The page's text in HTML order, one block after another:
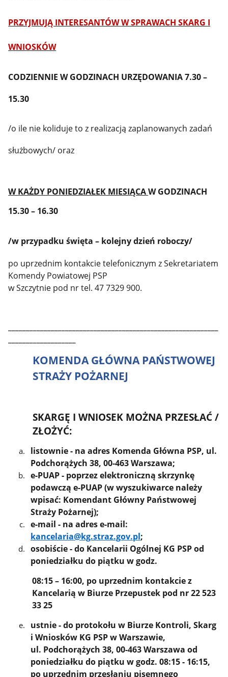
PRZYJMUJĄ INTERESANTÓWW SPRAWACH SKARG I
WNIOSKÓW
CODZIENNIE W GODZINACH URZĘDOWANIA 7.30 –
15.30
/o ile nie koliduje to z realizacją zaplanowanych zadań
służbowych/ oraz
W KAŻDY PONIEDZIAŁEK MIESIĄCAW GODZINACH
15.30 – 16.30
/w przypadku święta – kolejny dzień roboczy/
po uprzednim kontakcie telefonicznym z Sekretariatem
Komendy Powiatowej PSP
w Szczytnie pod nr tel. 47 7329 900.
KOMENDA GŁÓWNA PAŃSTWOWEJ
STRAŻY POŻARNEJ
SKARGĘ I WNIOSEK MOŻNA PRZESŁAĆ /
ZŁOŻYĆ:
listownie- na adres Komenda Główna PSP, ul.
Podchorążych 38, 00-463 Warszawa;
e-PUAP- poprzez elektroniczną skrzynkę
podawczą e-PUAP (w wyszukiwarce należy
wpisać: Komendant Główny Państwowej
Straży Pożarnej);
e-mail - na adres e-mail:
kancelaria@kg.straz.gov.pl;
osobiście- do Kancelarii Ogólnej KG PSP od
poniedziałku do piątku w godz.
08:15 – 16:00, po uprzednim kontakcie z
Kancelarią w Biurze Przepustek pod nr 22 523
33 25
ustnie- do protokołu w Biurze Kontroli, Skarg
i Wniosków KG PSP w Warszawie,
ul. Podchorążych 38, 00-463 Warszawa od
poniedziałku do piątku w godz. 08:15 - 16:15,
po uprzednim przesłaniu pisemnego